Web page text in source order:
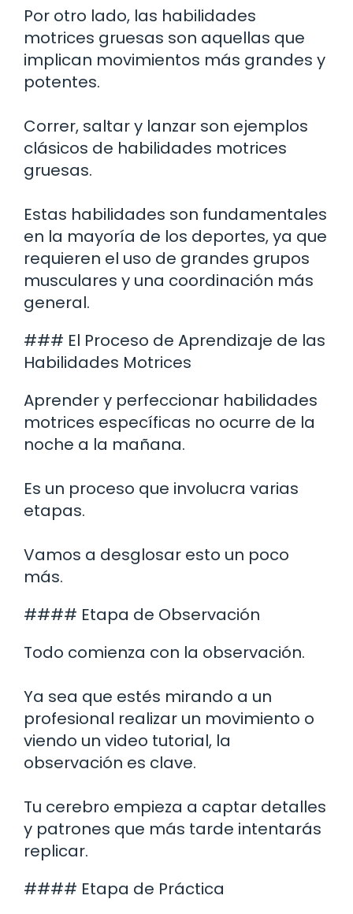
Por otro lado, las habilidades
motrices gruesas son aquellas que
implican movimientos más grandes y
potentes.
Correr, saltar y lanzar son ejemplos
clásicos de habilidades motrices
gruesas.
Estas habilidades son fundamentales
en la mayoría de los deportes, ya que
requieren el uso de grandes grupos
musculares y una coordinación más
general.
### El Proceso de Aprendizaje de las
Habilidades Motrices
Aprender y perfeccionar habilidades
motrices específicas no ocurre de la
noche a la mañana.
Es un proceso que involucra varias
etapas.
Vamos a desglosar esto un poco
más.
#### Etapa de Observación
Todo comienza con la observación.
Ya sea que estés mirando a un
profesional realizar un movimiento o
viendo un video tutorial, la
observación es clave.
Tu cerebro empieza a captar detalles
y patrones que más tarde intentarás
replicar.
#### Etapa de Práctica